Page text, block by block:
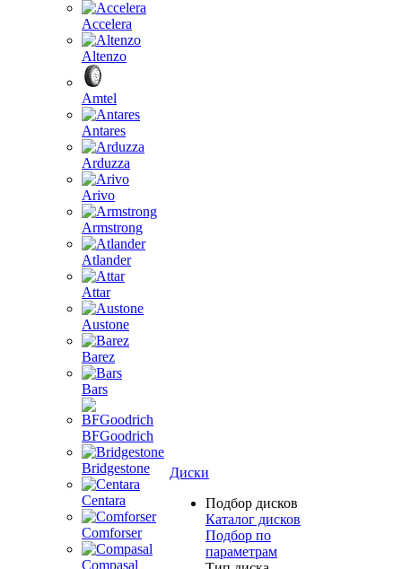
Accelera
Altenzo
Amtel
Antares
Arduzza
Arivo
Armstrong
Atlander
Attar
Austone
Barez
Bars
BFGoodrich
Bridgestone
Centara
Comforser
Compasal
Диски
Подбор дисков
Каталог дисков
Подбор по
параметрам